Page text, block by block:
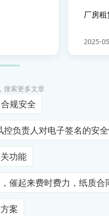
厂房
2025-
搜索更多文章
合规安全
责人对电子签名的
功能
起来费时费力，纸质
案